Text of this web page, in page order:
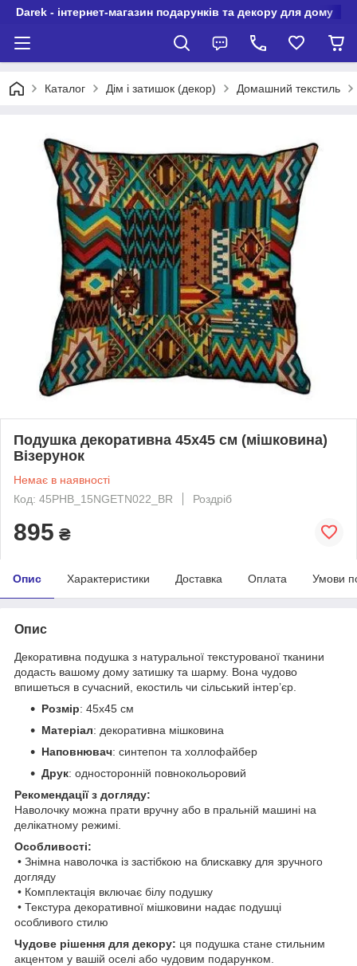
Darek - інтернет-магазин подарунків та декору для дому
Каталог Дім і затишок (декор) Домашний текстиль
Подушка декоративна 45х45 см (мішковина)
Візерунок
Немає в наявності
Код: 45PHB_15NGETN022_BR
Роздріб
895 ₴
Опис Характеристики Доставка Оплата Умови
Опис
Декоративна подушка з натуральної текстурованої тканини
додасть вашому дому затишку та шарму. Вона чудово
впишеться в сучасний, екостиль чи сільський інтер’єр.
Розмір: 45х45 см
Матеріал: декоративна мішковина
Наповнювач: синтепон та холлофайбер
Друк: односторонній повнокольоровий
Рекомендації з догляду:
Наволочку можна прати вручну або в пральній машині на
делікатному режимі.
Особливості:
• Знімна наволочка із застібкою на блискавку для зручного
догляду
• Комплектація включає білу подушку
• Текстура декоративної мішковини надає подушці
особливого стилю
Чудове рішення для декору: ця подушка стане стильним
акцентом у вашій оселі або чудовим подарунком.